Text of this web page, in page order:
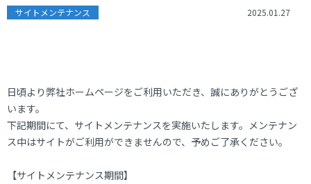
サイトメンテナンス 2025.01.27
日頃より弊社ホームページをご利用いただき、誠にありがとうござ
います。
下記期間にて、サイトメンテナンスを実施いたします。メンテナン
ス中はサイトがご利用ができませんので、予めご了承ください。
【サイトメンテナンス期間】